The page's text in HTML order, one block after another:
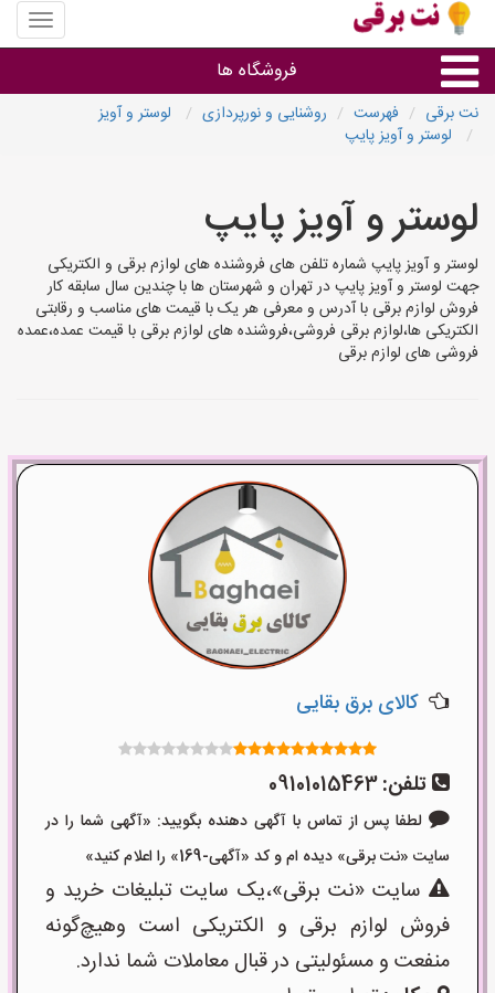
منوی
سایت
برقی
فروشگاه ها
سایر گروه ها
فروشنده های لوازم برقی
نت برقی فهرست روشنایی و نورپردازی
لوستر و آویز
لوستر و آویز پایپ
لوستر و آویز پایپ
لوستر و آویز پایپ شماره تلفن های فروشنده های لوازم برقی و الکتریکی
جهت لوستر و آویز پایپ در تهران و شهرستان ها با چندین سال سابقه کار
فروش لوازم برقی با آدرس و معرفی هر یک با قیمت های مناسب و رقابتی
الکتریکی ها،لوازم برقی فروشی،فروشنده های لوازم برقی با قیمت عمده،عمده
فروشی های لوازم برقی
کالای برق بقایی
تلفن:09101015463
لطفا پس از تماس با آگهی دهنده بگویید: «آگهی شما را در
سایت «نت برقی» دیده ام و کد «آگهی-169» را اعلام کنید»
سایت «نت برقی»،یک سایت تبلیغات خرید و
فروش لوازم برقی و الکتریکی است وهیچ‌گونه
منفعت و مسئولیتی در قبال معاملات شما ندارد.